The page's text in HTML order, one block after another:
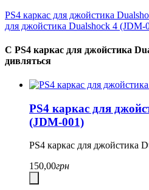
PS4 каркас для джойстика
для джойстика Dualshock 4 (JDM-
С PS4 каркас для джойстика
дивляться
PS4 каркас для
(JDM-001)
PS4 каркас для джойстика
150,00грн